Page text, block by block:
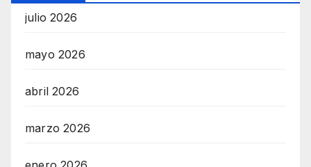
julio 2026
mayo 2026
abril 2026
marzo 2026